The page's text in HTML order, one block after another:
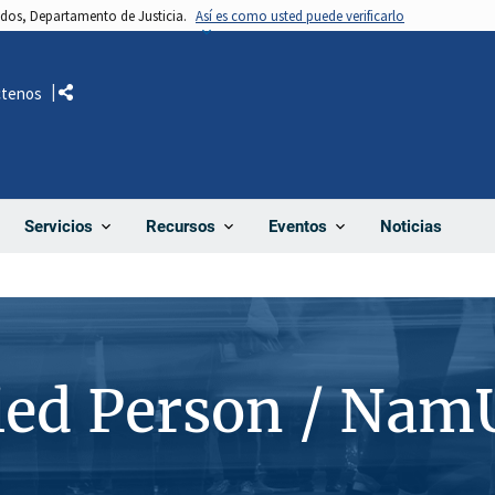
Departamento de Justicia. Así es como usted puede verificarlo
Servicios Recursos Eventos Noticias
Comparte
Person /